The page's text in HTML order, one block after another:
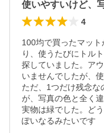
4
100均で買ったマッ
り、使うたびにトル
探していました。ア
いませんでしたが、
ただ、1つだけ残念な
が、写真の色と全く
実物は緑でした。ど
ぽいなるみたいです